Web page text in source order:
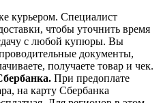
курьером. Специалист
чтобы уточнить время
с любой купюры. Вы
документы,
получаете товар и чек.
При предоплате
на карту Сбербанка